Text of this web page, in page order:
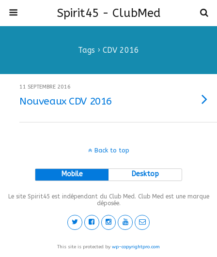
Spirit45 - ClubMed
Tags › CDV 2016
11 SEPTEMBRE 2016
Nouveaux CDV 2016
Back to top
Mobile Desktop
Le site Spirit45 est indépendant du Club Med. Club Med est une marque
déposée.
This site is protected by wp-copyrightpro.com